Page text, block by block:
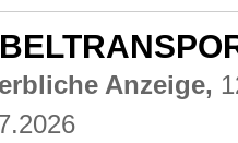
Anzeige,